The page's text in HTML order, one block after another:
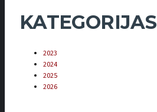
KATEGORIJAS
2023
2024
2025
2026